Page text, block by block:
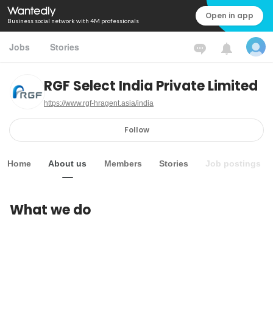
Business social network with 4M professionals Open in app
Jobs Stories
RGF Select India Private Limited
https://www.rgf-hragent.asia/india
Follow
Home About us Members Stories Job postings
What we do